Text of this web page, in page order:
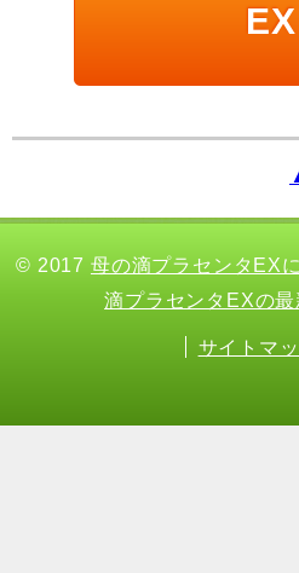
EX
© 2017 母の滴プラセンタEX
滴プラセンタEXの最
サイトマ